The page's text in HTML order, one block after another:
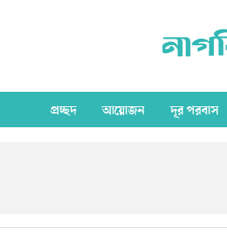
প্রচ্ছদ আয়োজন দূর পরবাস